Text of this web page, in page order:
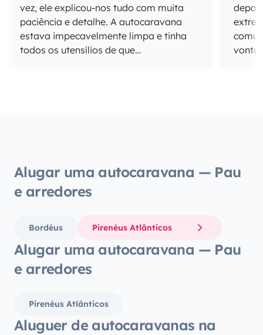
vez, ele explicou-nos tudo com muita
paciência e detalhe. A autocaravana
estava impecavelmente limpa e tinha
todos os utensílios de que
deles! Apetecia-me voltar atrás para a
Alugar uma autocaravana — Pau
e arredores
Bordéus Pirenéus Atlânticos
Alugar uma autocaravana — Pau
e arredores
Pirenéus Atlânticos
Aluguer de autocaravanas na